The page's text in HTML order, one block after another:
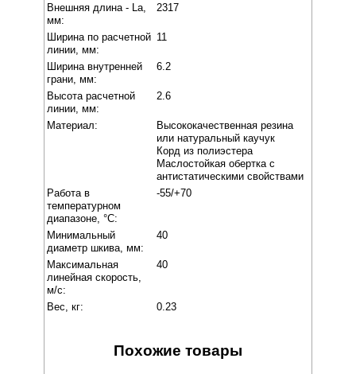
Внешняя длина - La,
мм:
2317
Ширина по расчетной
линии, мм:
11
Ширина внутренней
грани, мм:
6.2
Высота расчетной
линии, мм:
2.6
Материал:
Высококачественная резина
или натуральный каучук
Корд из полиэстера
Маслостойкая обертка с
антистатическими свойствами
Работа в
температурном
диапазоне, °C:
-55/+70
Минимальный
диаметр шкива, мм:
40
Максимальная
линейная скорость,
м/с:
40
Вес, кг: 0.23
Похожие товары